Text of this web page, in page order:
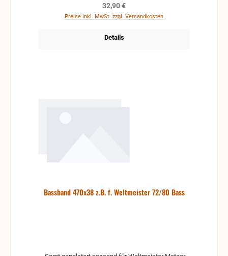
Regulärer Preis:
32,90 €
Preise inkl. MwSt. zzgl. Versandkosten
Details
Bassband 470x38 z.B. f. Weltmeister 72/80 Bass